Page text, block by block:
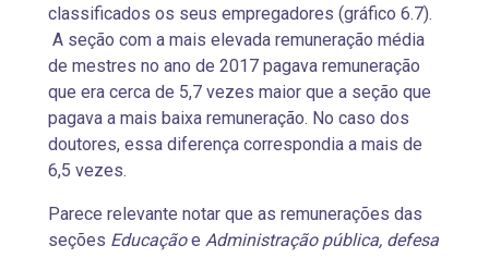
classificados os seus empregadores (gráfico 6.7).
A seção com a mais elevada remuneração média
de mestres no ano de 2017 pagava remuneração
que era cerca de 5,7 vezes maior que a seção que
pagava a mais baixa remuneração. No caso dos
doutores, essa diferença correspondia a mais de
6,5 vezes.
Parece relevante notar que as remunerações das
seções Educaçãoe Administração pública, defesa